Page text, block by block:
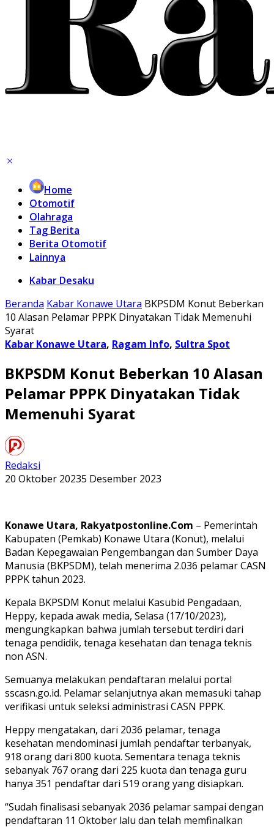
Home
Otomotif
Olahraga
Tag Berita
Berita Otomotif
Lainnya
Kabar Desaku
Beranda Kabar Konawe Utara BKPSDM Konut Beberkan
10 Alasan Pelamar PPPK Dinyatakan Tidak Memenuhi
Syarat
Kabar Konawe Utara, Ragam Info, Sultra Spot
BKPSDM Konut Beberkan 10 Alasan
Pelamar PPPK Dinyatakan Tidak
Memenuhi Syarat
Redaksi
20 Oktober 20235 Desember 2023
Konawe Utara, Rakyatpostonline.Com – Pemerintah
Kabupaten (Pemkab) Konawe Utara (Konut), melalui
Badan Kepegawaian Pengembangan dan Sumber Daya
Manusia (BKPSDM), telah menerima 2.036 pelamar CASN
PPPK tahun 2023.
Kepala BKPSDM Konut melalui Kasubid Pengadaan,
Heppy, kepada awak media, Selasa (17/10/2023),
mengungkapkan bahwa jumlah tersebut terdiri dari
tenaga pendidik, tenaga kesehatan dan tenaga teknis
non ASN.
Semuanya melakukan pendaftaran melalui portal
sscasn.go.id. Pelamar selanjutnya akan memasuki tahap
verifikasi untuk seleksi administrasi CASN PPPK.
Heppy mengatakan, dari 2036 pelamar, tenaga
kesehatan mendominasi jumlah pendaftar terbanyak,
918 orang dari 800 kuota. Sementara tenaga teknis
sebanyak 767 orang dari 225 kuota dan tenaga guru
hanya 351 pendaftar dari 519 orang yang disiapkan.
“Sudah finalisasi sebanyak 2036 pelamar sampai dengan
pendaftaran 11 Oktober lalu dan telah memfinalkan